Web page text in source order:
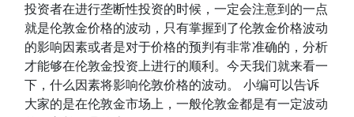
投资者在进行垄断性投资的时候，一定会注意到的一点
就是伦敦金价格的波动，只有掌握到了伦敦金价格波动
的影响因素或者是对于价格的预判有非常准确的，分析
才能够在伦敦金投资上进行的顺利。今天我们就来看一
下，什么因素将影响伦敦价格的波动。 小编可以告诉
大家的是在伦敦金市场上，一般伦敦金都是有一定波动